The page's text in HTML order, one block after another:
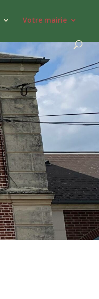
Votre mairie